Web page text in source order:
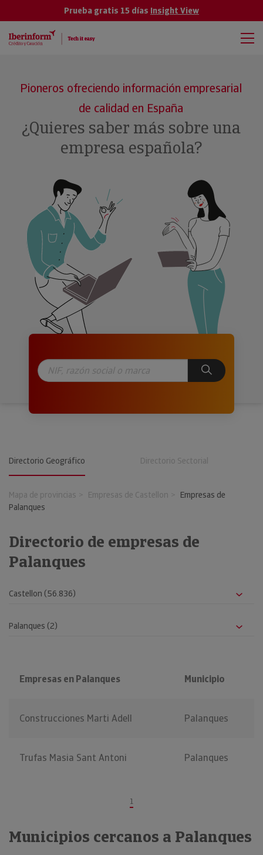
Prueba gratis 15 días Insight View
Pioneros ofreciendo información empresarial
de calidad en España
¿Quieres saber más sobre una
empresa española?
Directorio Geográfico Directorio Sectorial
Mapa de provincias Empresas de Castellon
Empresas de
Palanques
Directorio de empresas de
Palanques
Empresas en Palanques Municipio
Construcciones Marti Adell Palanques
Trufas Masia Sant Antoni Palanques
1
Municipios cercanos a Palanques